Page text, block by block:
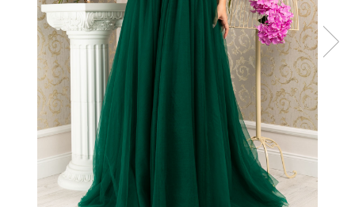
Rochii din dantela
Rochii din tafta
Rochii cu paiete
Rochii din tul
Rochii din catifea
Rochii din Barbie/Bistrech
Rochii din saten
Rochii voal
Rochii cu imprimeu